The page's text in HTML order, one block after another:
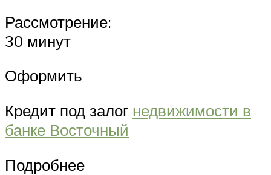
Рассмотрение:
30 минут
Оформить
Кредит под залог недвижимости в
банке Восточный
Подробнее